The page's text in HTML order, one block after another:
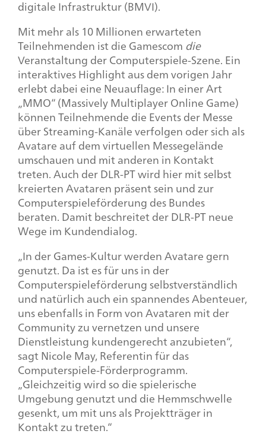
digitale Infrastruktur (BMVI).
Mit mehr als 10 Millionen erwarteten
Teilnehmenden ist die Gamescom die
Veranstaltung der Computerspiele-Szene. Ein
interaktives Highlight aus dem vorigen Jahr
erlebt dabei eine Neuauflage: In einer Art
„MMO“ (Massively Multiplayer Online Game)
können Teilnehmende die Events der Messe
über Streaming-Kanäle verfolgen oder sich als
Avatare auf dem virtuellen Messegelände
umschauen und mit anderen in Kontakt
treten. Auch der DLR-PT wird hier mit selbst
kreierten Avataren präsent sein und zur
Computerspieleförderung des Bundes
beraten. Damit beschreitet der DLR-PT neue
Wege im Kundendialog.
„In der Games-Kultur werden Avatare gern
genutzt. Da ist es für uns in der
Computerspieleförderung selbstverständlich
und natürlich auch ein spannendes Abenteuer,
uns ebenfalls in Form von Avataren mit der
Community zu vernetzen und unsere
Dienstleistung kundengerecht anzubieten“,
sagt Nicole May, Referentin für das
Computerspiele-Förderprogramm.
„Gleichzeitig wird so die spielerische
Umgebung genutzt und die Hemmschwelle
gesenkt, um mit uns als Projektträger in
Kontakt zu treten.“